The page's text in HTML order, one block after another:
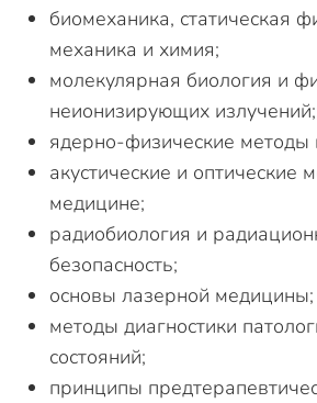
биомеханика, статическая
механика и химия;
молекулярная биология и
неионизирующих
ядерно-физические методы
акустические и оптические
медицине;
радиобиология и
безопасность;
основы лазерной медицины;
методы диагностики
состояний;
принципы